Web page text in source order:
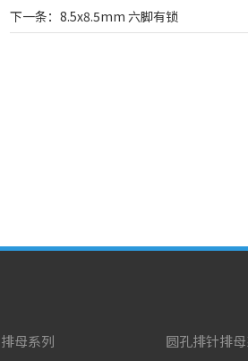
下一条：8.5x8.5mm 六脚有锁
排母系列
圆孔排针排